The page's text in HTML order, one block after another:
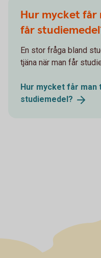
Hur mycket får
får
En stor fråga bland
tjäna när man får
Hur mycket får man
studiemedel?